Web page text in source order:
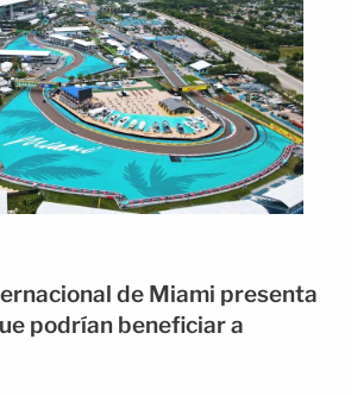
de Miami presenta
podrían beneficiar a